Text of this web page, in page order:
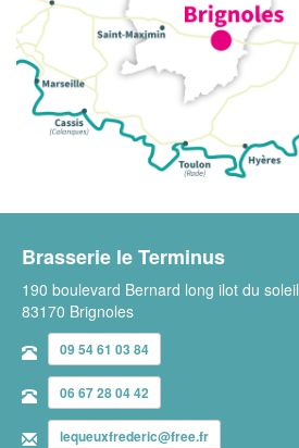
Brasserie le Terminus
190 boulevard Bernard long ilot du
83170 Brignoles
09 54 61 03 84
06 67 28 04 42
lequeuxfrederic@free.fr